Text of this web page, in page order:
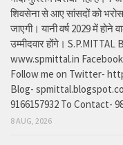
शिवसेना से आए सांसदों को
जाएगी। यानी वर्ष 2029 में
उम्मीदवार होंगे।
www.spmittal.in
Follow me on Twitter-
Blog-
9166157932 To Contact-
8 AUG, 2026